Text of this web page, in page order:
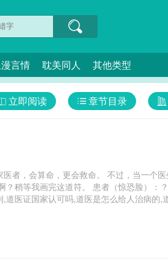
言情 耽美同人 其他类型
章节目录
立即阅读